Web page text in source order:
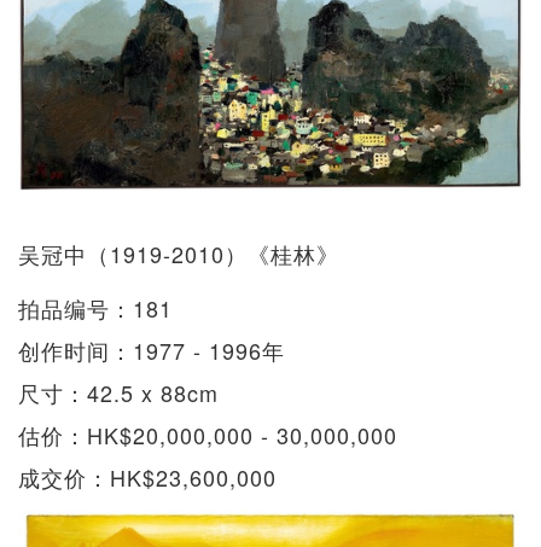
吴冠中（1919-2010）《桂林》
拍品编号：181
创作时间：1977 - 1996年
尺寸：42.5 x 88cm
估价：HK$20,000,000 - 30,000,000
成交价：HK$23,600,000